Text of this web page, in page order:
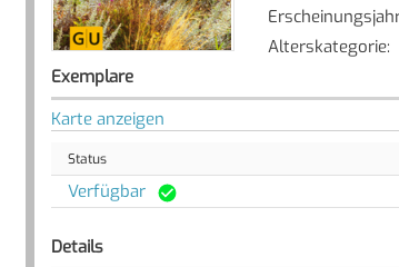
Alterskategorie:
Exemplare
Karte anzeigen
Status
Verfügbar
Details